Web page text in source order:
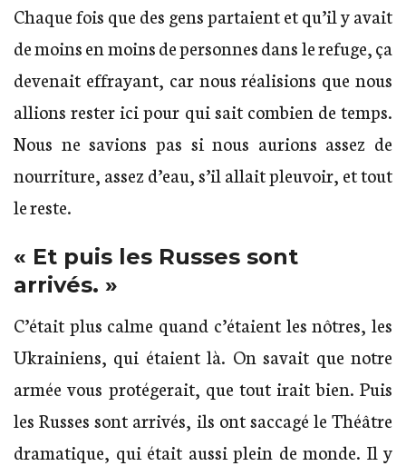
Chaque fois que des gens partaient et qu’il y avait
de moins en moins de personnes dans le refuge, ça
devenait effrayant, car nous réalisions que nous
allions rester ici pour qui sait combien de temps.
Nous ne savions pas si nous aurions assez de
nourriture, assez d’eau, s’il allait pleuvoir, et tout
le reste.
« Et puis les Russes sont
arrivés. »
C’était plus calme quand c’étaient les nôtres, les
Ukrainiens, qui étaient là. On savait que notre
armée vous protégerait, que tout irait bien. Puis
les Russes sont arrivés, ils ont saccagé le Théâtre
dramatique, qui était aussi plein de monde. Il y